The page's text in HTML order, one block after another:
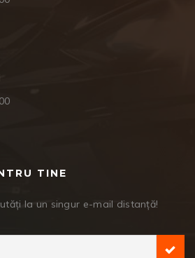
TINE
la un singur e-mail distanță!